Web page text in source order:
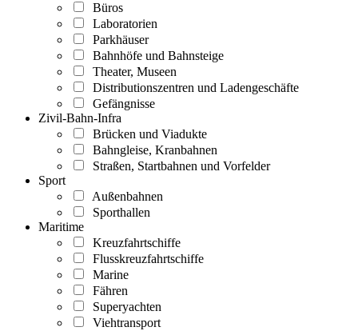
Büros
Laboratorien
Parkhäuser
Bahnhöfe und Bahnsteige
Theater, Museen
Distributionszentren und Ladengeschäfte
Gefängnisse
Zivil-Bahn-Infra
Brücken und Viadukte
Bahngleise, Kranbahnen
Straßen, Startbahnen und Vorfelder
Sport
Außenbahnen
Sporthallen
Maritime
Kreuzfahrtschiffe
Flusskreuzfahrtschiffe
Marine
Fähren
Superyachten
Viehtransport